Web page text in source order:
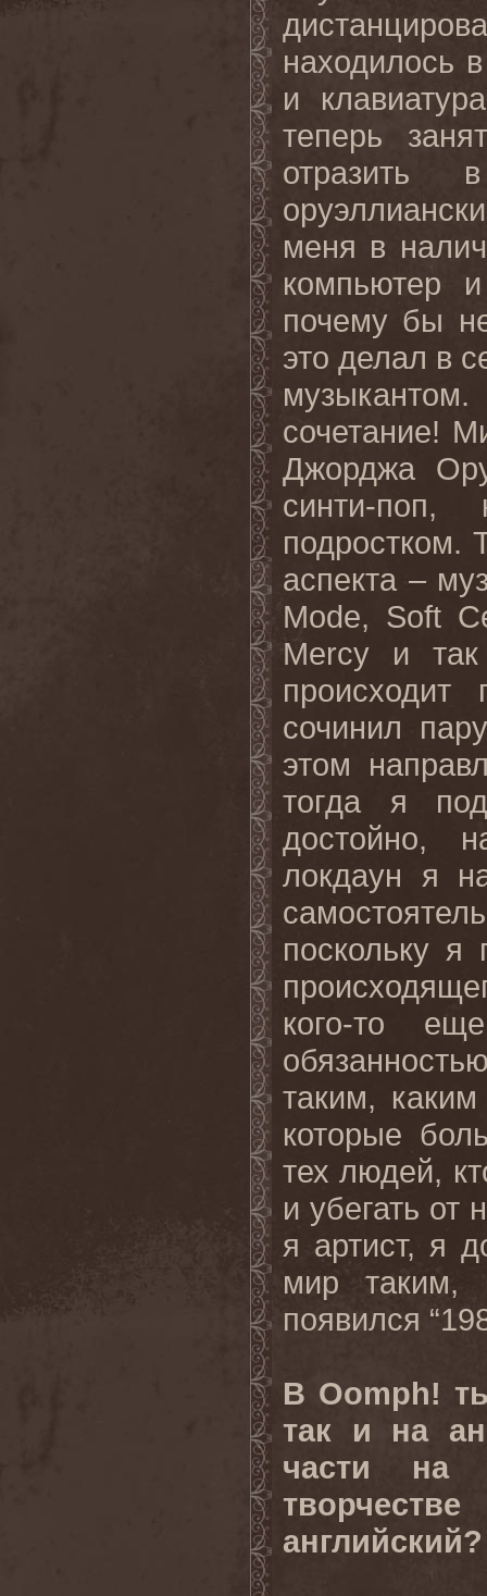
находилось
и
теперь
отразить
меня в
компьютер
почему бы
это делал в
сочетание!
Джорджа
синти-
подростком.
аспекта –
Mode, Soft
Mercy и
сочинил
этом
тогда я
достойно,
локдаун я
поскольку я
кого-то
таким,
которые
тех людей,
и убегать от
я артист, я
мир таким,
появился
В Oomph!
так и на
части на
английский?